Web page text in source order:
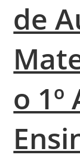
de
o 1º